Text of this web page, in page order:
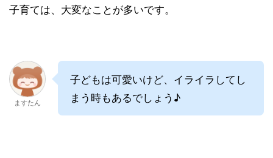
子育ては、大変なことが多いです。
ますたん
子どもは可愛いけど、イライラしてし
まう時もあるでしょう♪